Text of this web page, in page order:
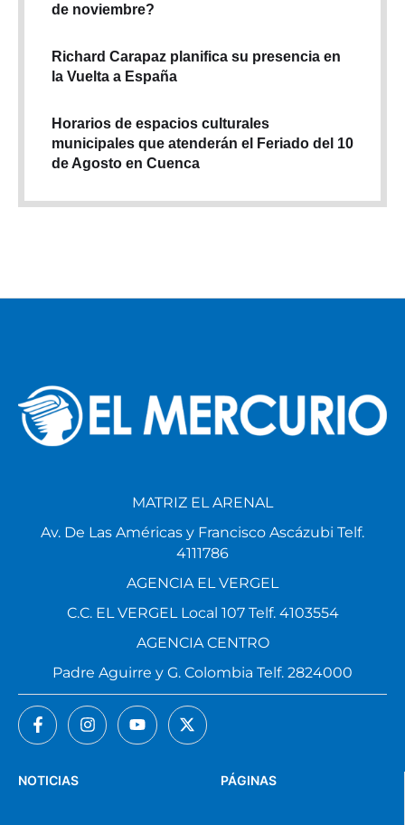
de noviembre?
Richard Carapaz planifica su presencia en
la Vuelta a España
Horarios de espacios culturales
municipales que atenderán el Feriado del 10
de Agosto en Cuenca
PÁGINAS
NOTICIAS
MATRIZ EL ARENAL
Av. De Las Américas y Francisco Ascázubi Telf.
4111786
AGENCIA EL VERGEL
C.C. EL VERGEL Local 107 Telf. 4103554
AGENCIA CENTRO
Padre Aguirre y G. Colombia Telf. 2824000